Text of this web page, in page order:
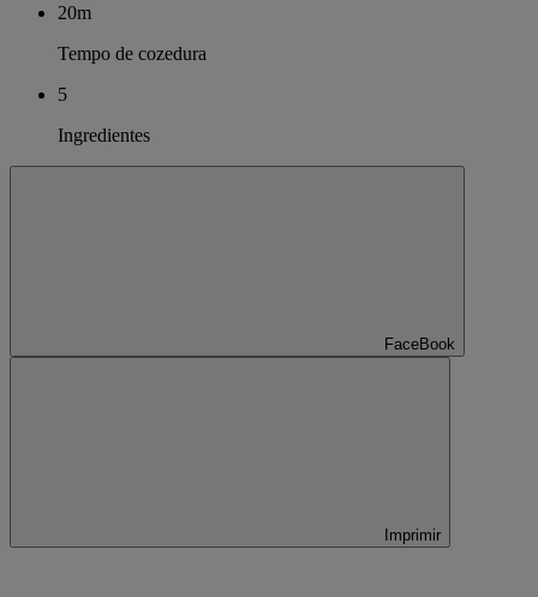
20m
Tempo de cozedura
5
Ingredientes
FaceBook
Imprimir